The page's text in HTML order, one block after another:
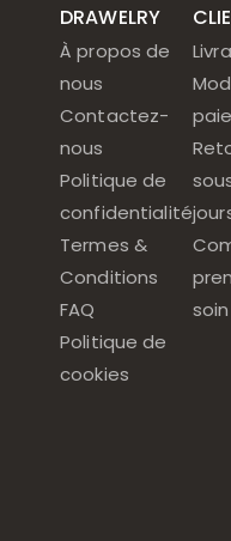
DRAWELRY
À propos de
nous
Contactez-
nous
Politique de
confidentialité
Termes &
Conditions
FAQ
Politique de
cookies
soin